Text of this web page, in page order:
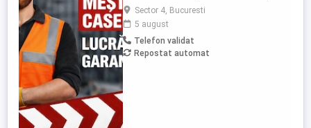
cu 5.000 - 8.000 RON Societate cu traditie
autorizata ANRE in domeniul instalatilor
angajeaza instalatori cu carnet de
conducere categoria B. Experienta minima
1 an in domeniul instalatiilor sanitare si
Sector 4, Bucuresti
5 august
Telefon validat
Repostat automat